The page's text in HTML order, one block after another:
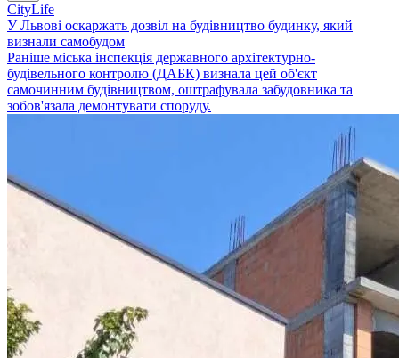
CityLife
У Львові оскаржать дозвіл на будівництво будинку, який
визнали самобудом
Раніше міська інспекція державного архітектурно-
будівельного контролю (ДАБК) визнала цей об'єкт
самочинним будівництвом, оштрафувала забудовника та
зобов'язала демонтувати споруду.